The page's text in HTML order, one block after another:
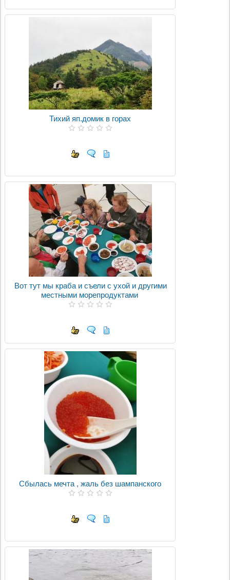
Тихий яп.домик в горах
Вот тут мы краба и съели с ухой и другими
местными морепродуктами
Сбылась мечта , жаль без шампанского